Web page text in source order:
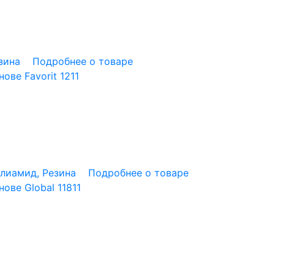
Подробнее о товаре
Favorit 1211
Резина
Подробнее о товаре
Global 11811